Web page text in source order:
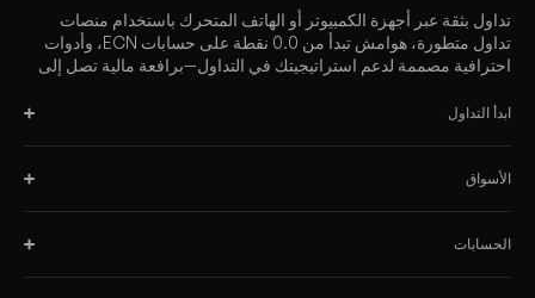
تداول بثقة عبر أجهزة الكمبيوتر أو الهاتف المتحرك باستخدام منصات
تداول متطورة، هوامش تبدأ من 0.0 نقطة على حسابات ECN، وأدوات
احترافية مصممة لدعم استراتيجيتك في التداول—برافعة مالية تصل إلى
ابدأ التداول
الأسواق
الحسابات